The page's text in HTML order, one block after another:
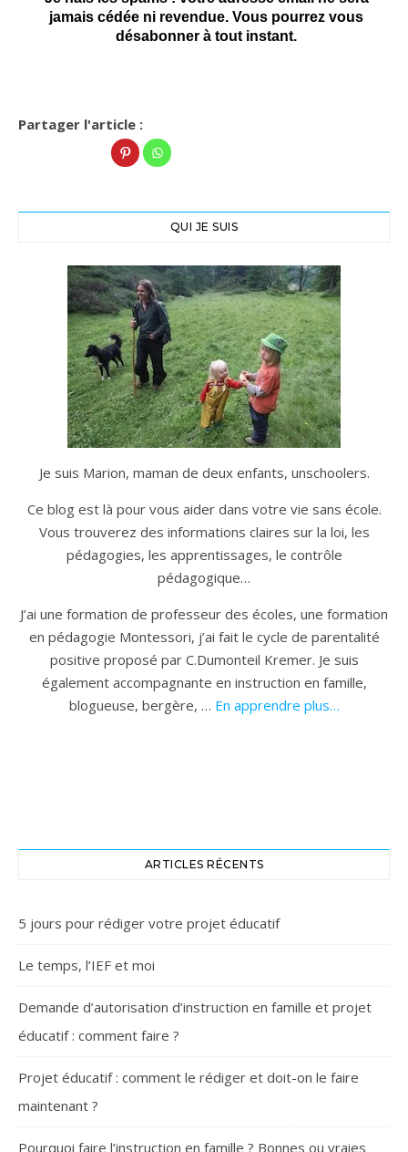
Partager l'article :
QUI JE SUIS
Je suis Marion, maman de deux enfants, unschoolers.
Ce blog est là pour vous aider dans votre vie sans école.
Vous trouverez des informations claires sur la loi, les
pédagogies, les apprentissages, le contrôle
pédagogique…
J’ai une formation de professeur des écoles, une formation
en pédagogie Montessori, j’ai fait le cycle de parentalité
positive proposé par C.Dumonteil Kremer. Je suis
également accompagnante en instruction en famille,
blogueuse, bergère, … En apprendre plus…
ARTICLES RÉCENTS
5 jours pour rédiger votre projet éducatif
Le temps, l’IEF et moi
Demande d’autorisation d’instruction en famille et projet
éducatif : comment faire ?
Projet éducatif : comment le rédiger et doit-on le faire
maintenant ?
Pourquoi faire l’instruction en famille ? Bonnes ou vraies